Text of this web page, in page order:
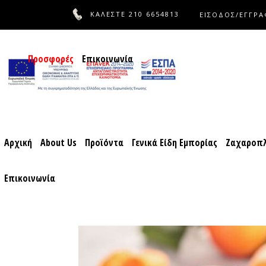
ΚΑΛΕΣΤΕ 210 6654813 ΕΙΣΟΔΟΣ/
Αρχική About Us Προϊόντα Γενικά Είδη Εμπορίας
Επικοινωνία
About Us
Προσφορές Επικοινωνία